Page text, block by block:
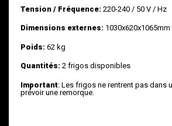
Tension / Fréquence: 220-240 / 50 V / Hz
Dimensions externes: 1030x620x1065mm
Poids: 62 kg
Quantités: 2 frigos disponibles
Important: Les frigos ne rentrent pas dans
prévoir une remorque.